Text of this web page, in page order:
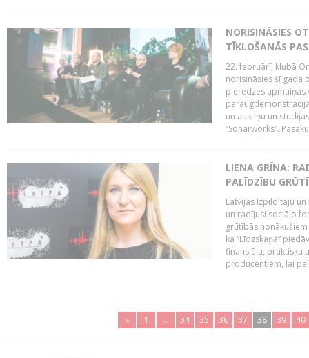
NORISINĀSIES
TĪKLOŠANĀS
22. februārī, klubā
norisināsies šī gada
pieredzes apmaiņas
un austiņu un
“Sonarworks”.
LIENA GRĪNA:
PALĪDZĪBU
Latvijas Izpildītāju
un radījusi sociālo
grūtībās
ka “Līdzskaņa”
finansiālu, praktisku
producentiem, lai
« 1 .. 34 35 36 37 38 39 40